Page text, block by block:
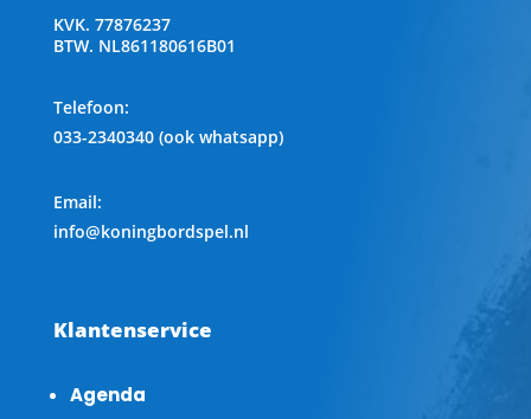
KVK. 77876237
BTW. NL861180616B01
Telefoon:
033-2340340 (ook whatsapp)
Email:
info@koningbordspel.nl
Klantenservice
Agenda